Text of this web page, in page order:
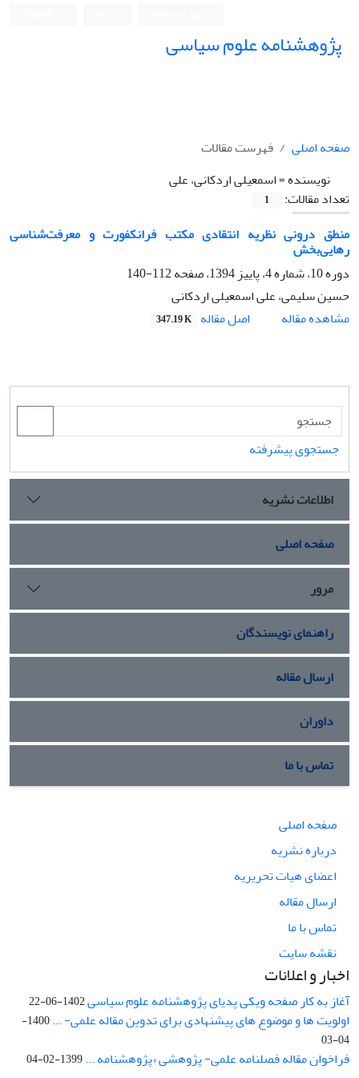
پژوهشنامه علوم سیاسی
صفحه اصلی
فهرست مقالات
نویسنده =اسمعیلی اردکانی، علی
تعداد مقالات:
1
منطق درونی نظریه انتقادی مکتب فرانکفورت و معرفت‌شناسی
رهایی‌بخش
دوره 10، شماره 4، پاییز 1394، صفحه
112-140
حسین سلیمی، علی اسمعیلی اردکانی
مشاهده مقاله
اصل مقاله 347.19 K
جستجوی پیشرفته
اطلاعات نشریه
صفحه اصلی
مرور
راهنمای نویسندگان
ارسال مقاله
داوران
تماس با ما
صفحه اصلی
درباره نشریه
اعضای هیات تحریریه
ارسال مقاله
تماس با ما
نقشه سایت
اخبار و اعلانات
آغاز به کار صفحه ویکی پدیای پژوهشنامه علوم سیاسی1402-06-22
اولویت ها و موضوع های پیشنهادی برای تدوین مقاله علمی- ...
1400-
04-03
فراخوان مقاله فصلنامه علمی- پژوهشی «پژوهشنامه ...1399-02-04